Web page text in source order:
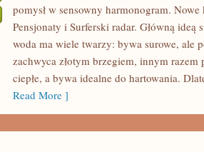
pomysł w sensowny harmonogram.
Pensjonaty i Surferski radar. Główną
woda ma wiele twarzy: bywa surowe, ale
zachwyca złotym brzegiem, innym
ciepłe, a bywa idealne do hartowania.
Read More ]